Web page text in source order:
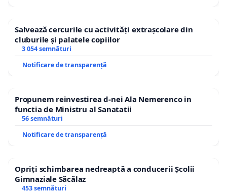
Salvează cercurile cu activități extrașcolare din
cluburile și palatele copiilor
3 054 semnături
Notificare de transparență
Propunem reinvestirea d-nei Ala Nemerenco in
functia de Ministru al Sanatatii
56 semnături
Notificare de transparență
Opriți schimbarea nedreaptă a conducerii Școlii
Gimnaziale Săcălaz
453 semnături